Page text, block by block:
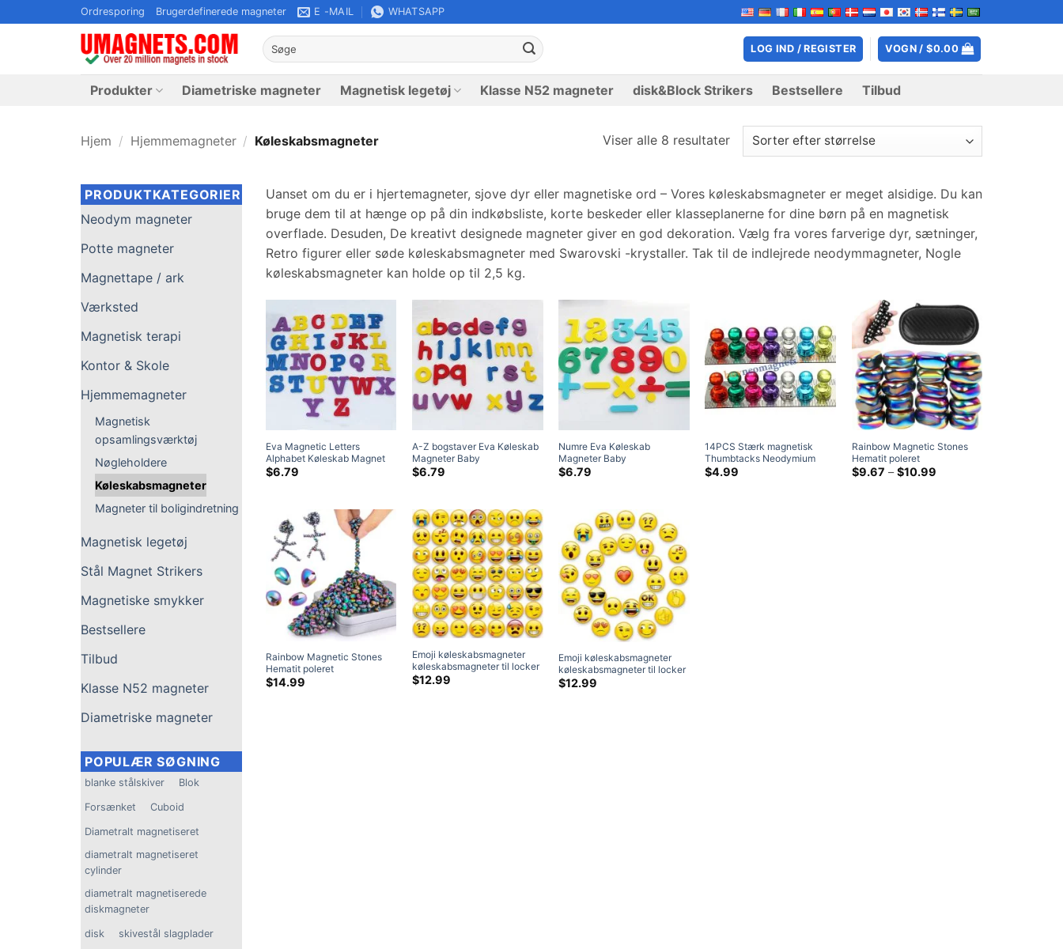
til
Ordresporing Brugerdefinerede magneter E -MAIL WHATSAPP
Søg
efter:
LOG IND / REGISTER VOGN /$0.00
Produkter Diametriske magneter Magnetisk legetøj Klasse N52 magneter disk&Block Strikers Bestsellere Tilbud
Hjem / Hjemmemagneter / Køleskabsmagneter Viser alle 8 resultater
PRODUKTKATEGORIER
Neodym magneter
Potte magneter
Magnettape / ark
Værksted
Magnetisk terapi
Kontor & Skole
Hjemmemagneter
Magnetisk
opsamlingsværktøj
Nøgleholdere
Køleskabsmagneter
Magneter til boligindretning
Magnetisk legetøj
Stål Magnet Strikers
Magnetiske smykker
Bestsellere
Tilbud
Klasse N52 magneter
Diametriske magneter
POPULÆR SØGNING
blanke stålskiver Blok
Forsænket Cuboid
Diametralt magnetiseret
diametralt magnetiseret
cylinder
diametralt magnetiserede
diskmagneter
disk skivestål slagplader
Uanset om du er i hjertemagneter, sjove dyr eller magnetiske ord – Vores køleskabsmagneter er meget alsidige. Du kan
bruge dem til at hænge op på din indkøbsliste, korte beskeder eller klasseplanerne for dine børn på en magnetisk
overflade. Desuden, De kreativt designede magneter giver en god dekoration. Vælg fra vores farverige dyr, sætninger,
Retro figurer eller søde køleskabsmagneter med Swarovski -krystaller. Tak til de indlejrede neodymmagneter, Nogle
køleskabsmagneter kan holde op til 2,5 kg.
Eva Magnetic Letters
Alphabet Køleskab Magnet
Uddannelsesmæssig Lær
$6.79
A-Z bogstaver Eva Køleskab
Magneter Baby
Uddannelsessæt Magnetisk
$6.79
Numre Eva Køleskab
Magneter Baby
Uddannelsessæt Magnetiske
$6.79
14PCS Stærk magnetisk
Thumbtacks Neodymium
Pins Køleskab Magneter
$4.99
Rainbow Magnetic Stones
Hematit poleret
uregelmæssig magnet (Stor)
$9.67 – $10.99Prisklasse:
Rainbow Magnetic Stones
Hematit poleret
uregelmæssig magnet,
$14.99
Emoji køleskabsmagneter
køleskabsmagneter til locker
whitboard dekorative
$12.99
Emoji køleskabsmagneter
køleskabsmagneter til locker
whitboard dekorative
$12.99